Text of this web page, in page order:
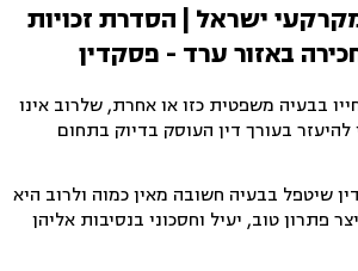
ישראל | הסדרת זכויות
באזור ערד - פסקדין
בבעיה משפטית כזו או אחרת, שלרוב אינו
להיעזר בעורך דין העוסק בדיוק בתחום
שיטפל בבעיה חשובה מאין כמוה ולרוב היא
פתרון טוב, יעיל וחסכוני בנסיבות אליהן